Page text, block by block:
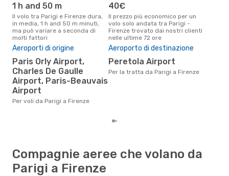
1 h and 50 m
Il volo tra Parigi e Firenze dura,
in media, 1 h and 50 m minuti,
ma può variare a seconda di
molti fattori
40€
Il prezzo più economico per un
volo solo andata tra Parigi -
Firenze trovato dai nostri clienti
nelle ultime 72 ore
Aeroporti di origine
Paris Orly Airport,
Charles De Gaulle
Airport, Paris-Beauvais
Airport
Per voli da Parigi a Firenze
Aeroporto di destinazione
Peretola Airport
Per la tratta da Parigi a Firenze
Compagnie aeree che volano da
Parigi a Firenze